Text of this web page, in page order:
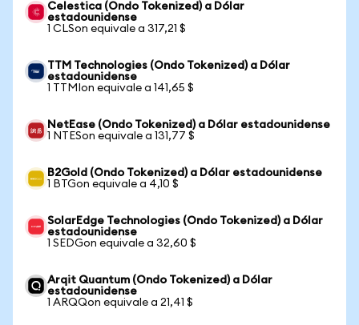
Celestica (Ondo Tokenized) a Dólar
estadounidense
1 CLSon equivale a 317,21 $
TTM Technologies (Ondo Tokenized) a Dólar
estadounidense
1 TTMIon equivale a 141,65 $
NetEase (Ondo Tokenized) a Dólar estadounidense
1 NTESon equivale a 131,77 $
B2Gold (Ondo Tokenized) a Dólar estadounidense
1 BTGon equivale a 4,10 $
SolarEdge Technologies (Ondo Tokenized) a Dólar
estadounidense
1 SEDGon equivale a 32,60 $
Arqit Quantum (Ondo Tokenized) a Dólar
estadounidense
1 ARQQon equivale a 21,41 $